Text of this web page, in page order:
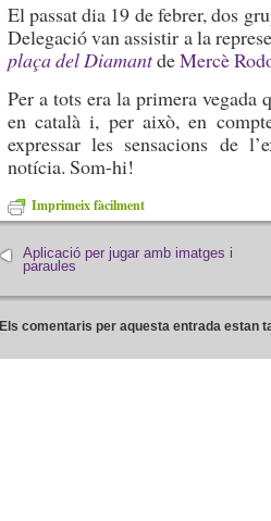
El passat dia 19 de febrer, dos
Delegació van assistir a la
plaçadel DiamantdeMercè
Per a tots era la primera vegada
en català i, per això, en
expressar les sensacions de
notícia. Som-hi!
Imprimeix fàcilment
Aplicació per jugar amb imatges i
paraules
Els comentaris per aquesta entrada estan